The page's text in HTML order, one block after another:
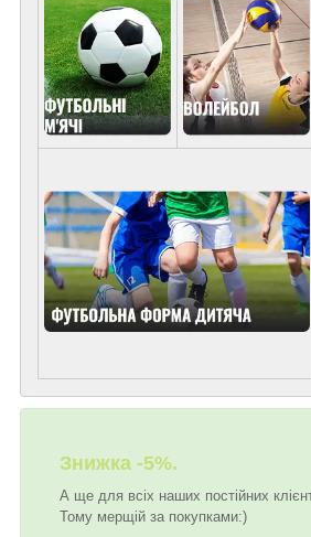
Знижка -5%.
А ще для всіх наших постійних
Тому мерщій за покупками:)